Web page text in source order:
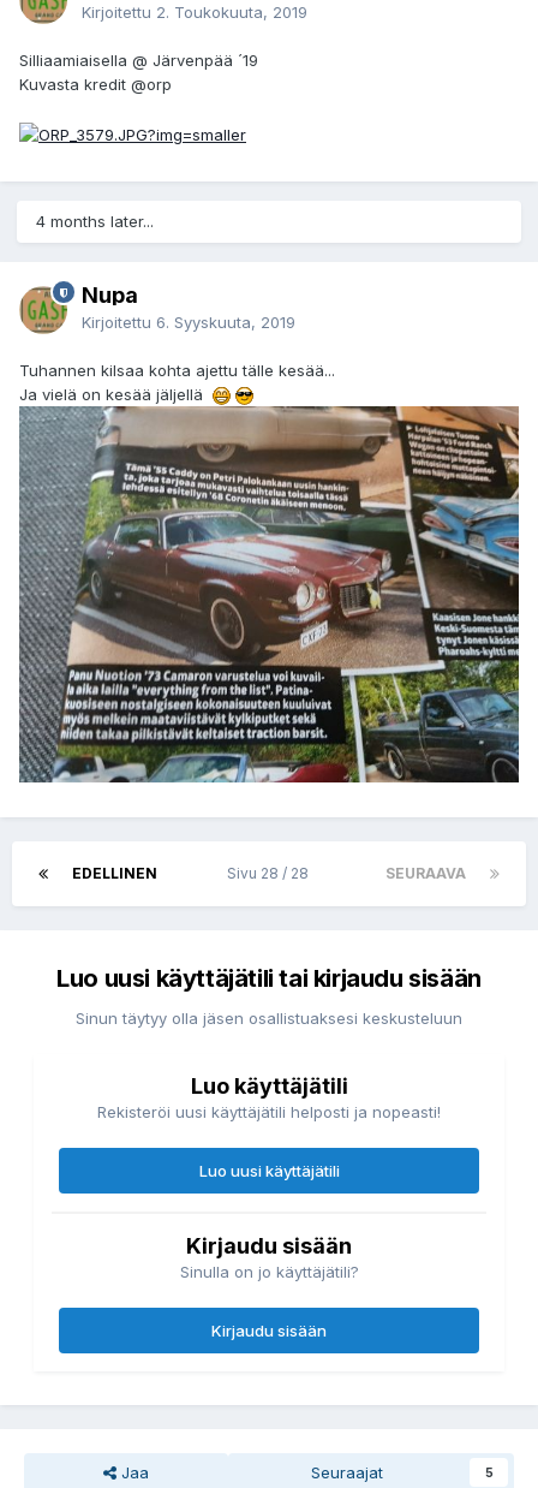
Kirjoitettu 2. Toukokuuta, 2019
Silliaamiaisella @ Järvenpää ´19
Kuvasta kredit @orp
4 months later...
Nupa
Kirjoitettu 6. Syyskuuta, 2019
Tuhannen kilsaa kohta ajettu tälle kesää...
Ja vielä on kesää jäljellä
EDELLINEN SEURAAVA
Sivu 28 / 28
Luo uusi käyttäjätili tai kirjaudu sisään
Sinun täytyy olla jäsen osallistuaksesi keskusteluun
Luo käyttäjätili
Rekisteröi uusi käyttäjätili helposti ja nopeasti!
Luo uusi käyttäjätili
Kirjaudu sisään
Sinulla on jo käyttäjätili?
Kirjaudu sisään
Jaa Seuraajat 5